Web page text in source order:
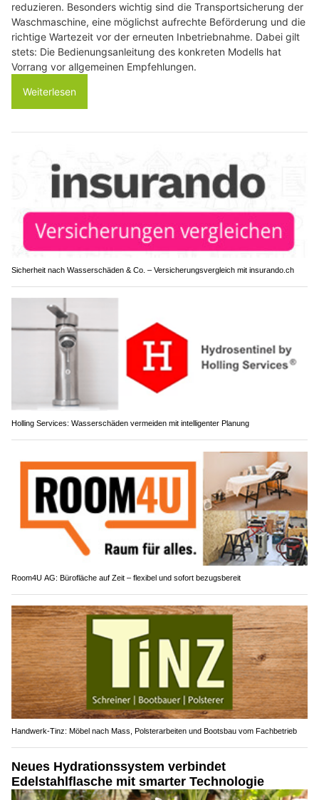
reduzieren. Besonders wichtig sind die Transportsicherung der
Waschmaschine, eine möglichst aufrechte Beförderung und die
richtige Wartezeit vor der erneuten Inbetriebnahme. Dabei gilt
stets: Die Bedienungsanleitung des konkreten Modells hat
Vorrang vor allgemeinen Empfehlungen.
Weiterlesen
Sicherheit nach Wasserschäden & Co. – Versicherungsvergleich mit insurando.ch
Holling Services: Wasserschäden vermeiden mit intelligenter Planung
Room4U AG: Bürofläche auf Zeit – flexibel und sofort bezugsbereit
Handwerk-Tinz: Möbel nach Mass, Polsterarbeiten und Bootsbau vom Fachbetrieb
Neues Hydrationssystem verbindet
Edelstahlflasche mit smarter Technologie